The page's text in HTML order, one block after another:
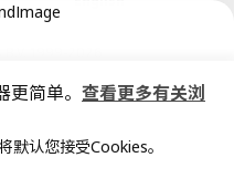
号
号
，现货供应
简单。 查看更多有关浏
默认您接受Cookies。